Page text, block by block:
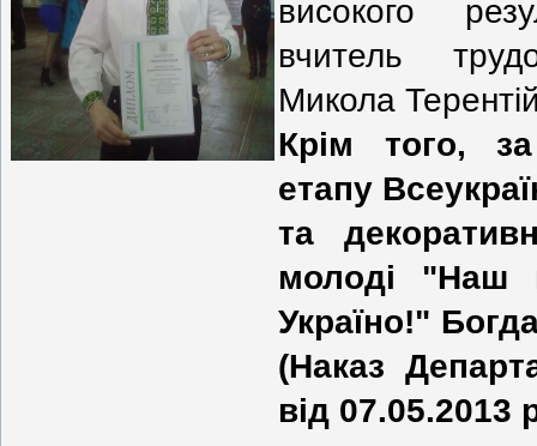
високого
вчитель
Микола
Крім того,
етапу
та
молоді "Наш
Україно!"
(Наказ
від 07.05.2013